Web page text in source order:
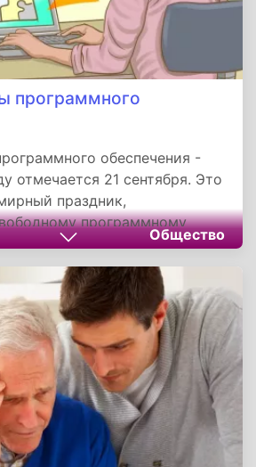
программного
обеспечения -
отмечается 21 сентября. Это
праздник,
программному
ПО, и ПО с
кодом. День СПО -
инициатива,
уровня
о свободном ПО и его
информирование о последних
в СПО, а также на
Общество